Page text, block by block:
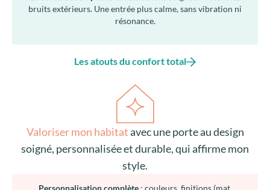
bruits extérieurs. Une entrée plus calme, sans vibration ni
résonance.
Les atouts du confort total
Valoriser mon habitatavec une porte au design
soigné, personnalisée et durable, qui affirme mon
style.